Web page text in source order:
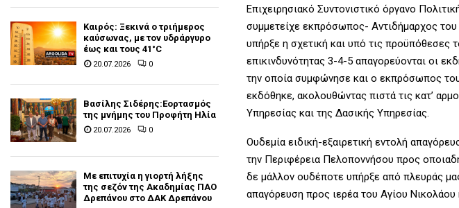
Επιχειρησιακό Συντονιστικό όργανο
συμμετείχε εκπρόσωπος- Αντιδήμαρχος
υπήρξε η σχετική και υπό τις προϋπόθεσες
επικινδυνότητας 3-4-5 απαγορεύονται οι
την οποία συμφώνησε και ο εκπρόσωπος
εκδόθηκε, ακολουθώντας πιστά τις κατ’
Υπηρεσίας και της Δασικής Υπηρεσίας.
Ουδεμία ειδική-εξαιρετική εντολή
την Περιφέρεια Πελοποννήσου προς
δε μάλλον ουδέποτε υπήρξε από πλευράς
απαγόρευση προς ιερέα του Αγίου
Καιρός: Ξεκινά ο τριήμερος
καύσωνας, με τον υδράργυρο
έως και τους 41°C
20.07.2026 0
Βασίλης Σιδέρης:Εορτασμός
της μνήμης του Προφήτη Ηλία
20.07.2026 0
Με επιτυχία η γιορτή λήξης
της σεζόν της Ακαδημίας ΠΑΟ
Δρεπάνου στο ΔΑΚ Δρεπάνου